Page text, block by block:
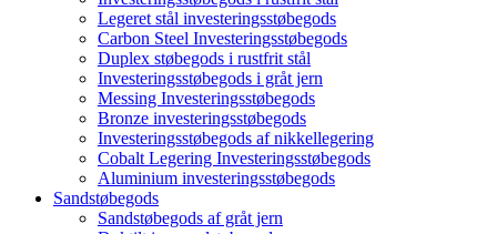
Legeret stål investeringsstøbegods
Carbon Steel Investeringsstøbegods
Duplex støbegods i rustfrit stål
Investeringsstøbegods i gråt jern
Messing Investeringsstøbegods
Bronze investeringsstøbegods
Investeringsstøbegods af nikkellegering
Cobalt Legering Investeringsstøbegods
Aluminium investeringsstøbegods
Sandstøbegods
Sandstøbegods af gråt jern